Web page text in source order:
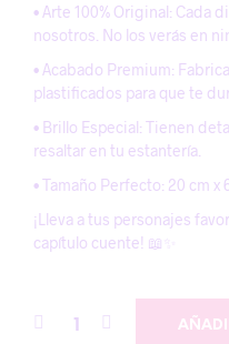
• Arte 100% Original: Cada
nosotros. No los verás en
• Acabado Premium:
plastificados para que te
• Brillo Especial: Tienen
resaltar en tu estantería.
• Tamaño Perfecto: 20 cm x
¡Lleva a tus personajes
capítulo cuente! 📖✨